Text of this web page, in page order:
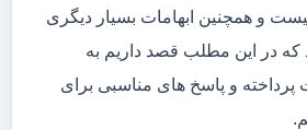
و همچنین ابهامات بسیار دیگری
که در این مطلب قصد داریم به
و پاسخ های مناسبی برای